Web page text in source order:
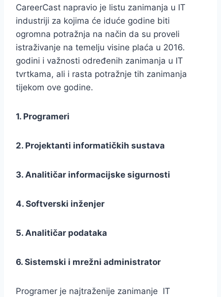
CareerCast napravio je listu zanimanja u IT
industriji za kojima će iduće godine biti
ogromna potražnja na način da su proveli
istraživanje na temelju visine plaća u 2016.
godini i važnosti određenih zanimanja u IT
tvrtkama, ali i rasta potražnje tih zanimanja
tijekom ove godine.
1. Programeri
2. Projektanti informatičkih sustava
3. Analitičar informacijske sigurnosti
4. Softverski inženjer
5. Analitičar podataka
6. Sistemski i mrežni administrator
Programer je najtraženije zanimanje IT